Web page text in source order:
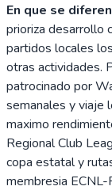
En que se
prioriza desarrollo
partidos locales
otras actividades.
patrocinado por
semanales y viaje
maximo
Regional Club
copa estatal y
membresia